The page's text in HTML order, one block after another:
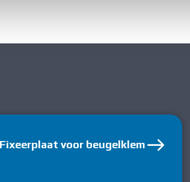
Fixeerplaat voor beugelklem